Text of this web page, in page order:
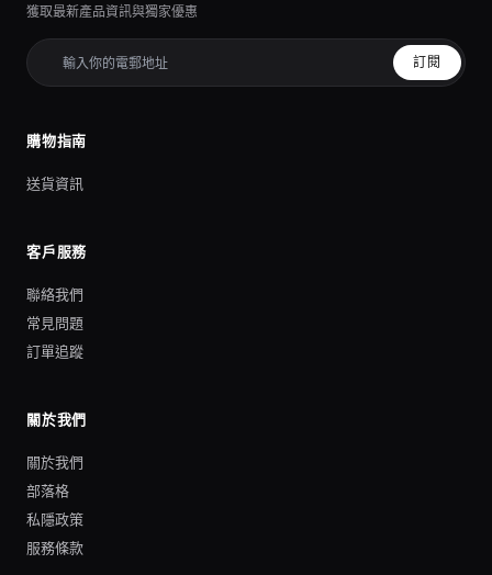
獲取最新產品資訊與獨家優惠
訂閱
購物指南
送貨資訊
客戶服務
聯絡我們
常見問題
訂單追蹤
關於我們
關於我們
部落格
私隱政策
服務條款